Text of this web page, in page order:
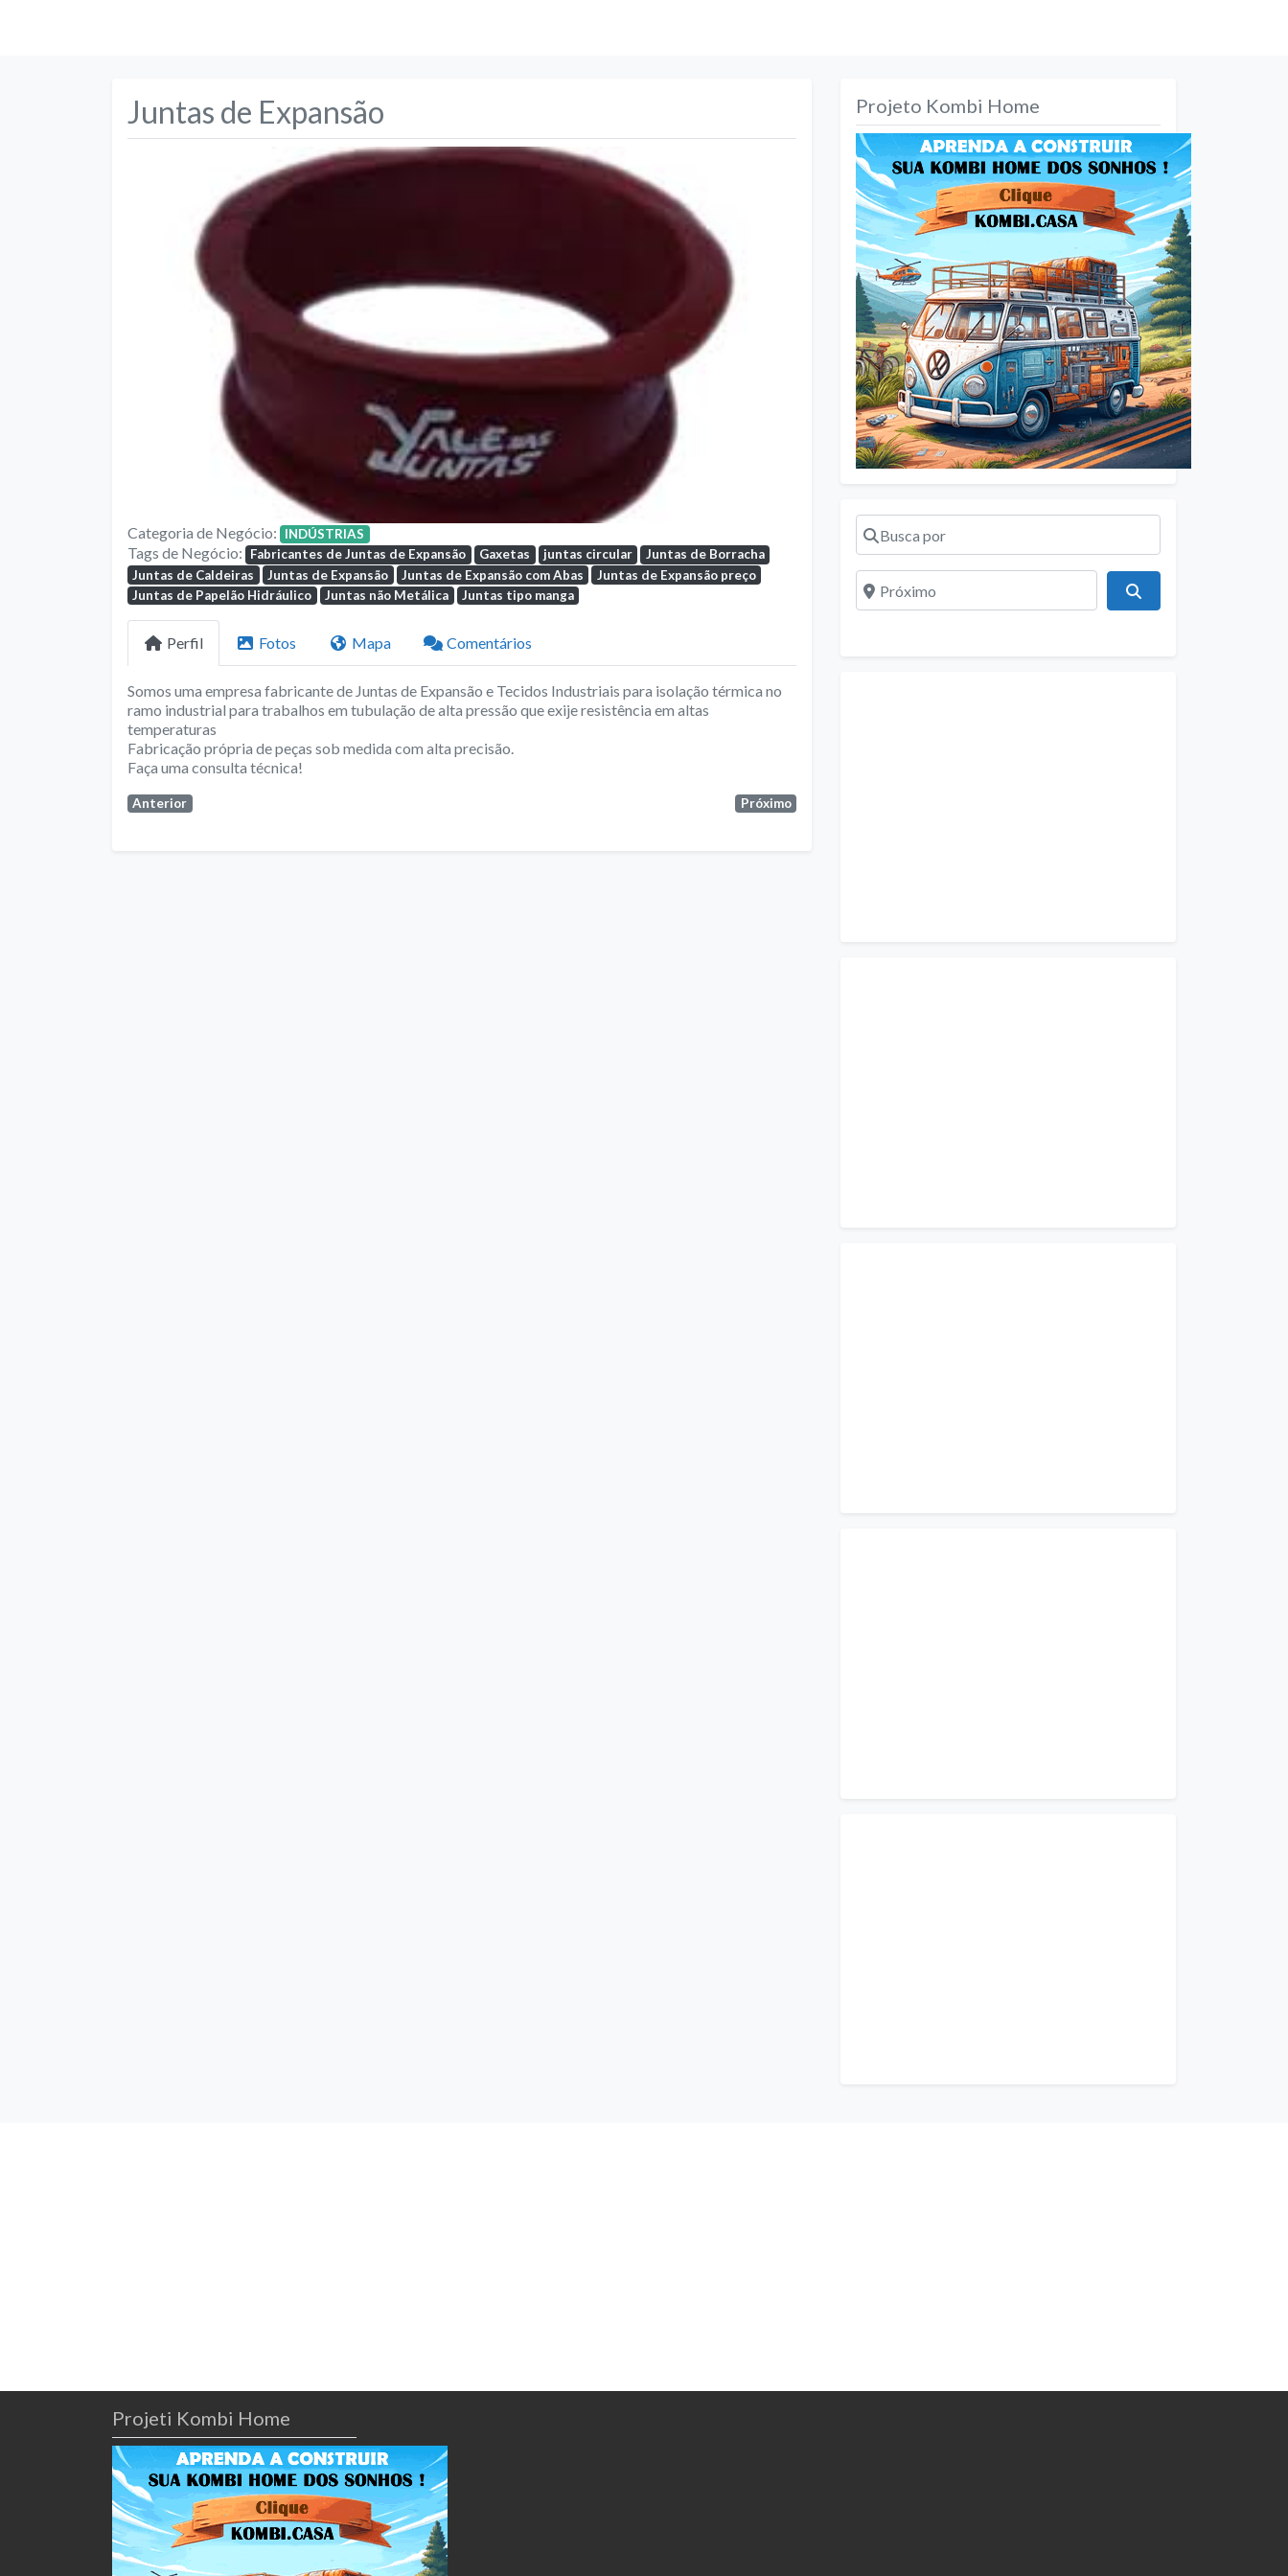
Juntas de Expansão
Categoria de Negócio: INDÚSTRIAS
Tags de Negócio: Fabricantes de Juntas de Expansão Gaxetas juntas circular
Juntas de Borracha
Juntas de Caldeiras
Juntas de Expansão Juntas de Expansão com Abas
Juntas de Expansão preço
Juntas de Papelão Hidráulico
Juntas não Metálica Juntas tipo manga
Perfil Fotos Mapa Comentários
Somos uma empresa fabricante de Juntas de Expansão e Tecidos Industriais para isolação térmica no
ramo industrial para trabalhos em tubulação de alta pressão que exije resistência em altas
temperaturas
Fabricação própria de peças sob medida com alta precisão.
Faça uma consulta técnica!
Anterior Próximo
Projeto Kombi Home
Busca por
Próximo
Projeti Kombi Home